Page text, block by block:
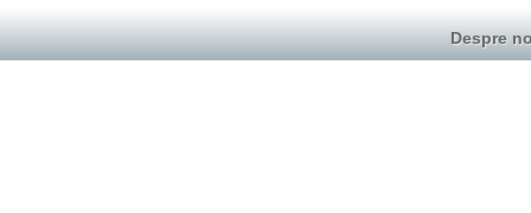
Despre